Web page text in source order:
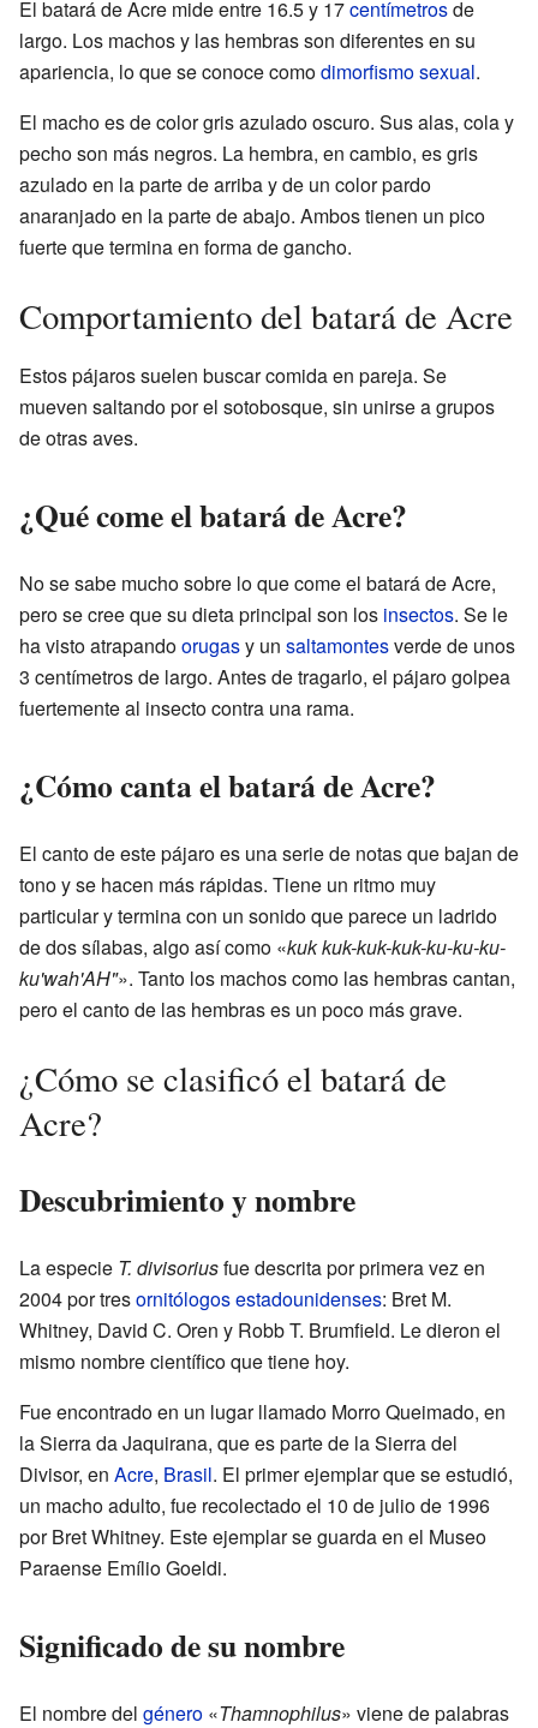
El batará de Acre mide entre 16.5 y 17centímetrosde
largo. Los machos y las hembras son diferentes en su
apariencia, lo que se conoce comodimorfismo sexual.
El macho es de color gris azulado oscuro. Sus alas, cola y
pecho son más negros. La hembra, en cambio, es gris
azulado en la parte de arriba y de un color pardo
anaranjado en la parte de abajo. Ambos tienen un pico
fuerte que termina en forma de gancho.
Comportamiento del batará de Acre
Estos pájaros suelen buscar comida en pareja. Se
mueven saltando por el sotobosque, sin unirse a grupos
de otras aves.
¿Qué come el batará de Acre?
No se sabe mucho sobre lo que come el batará de Acre,
pero se cree que su dieta principal son los insectos. Se le
ha visto atrapandoorugasy un saltamontesverde de unos
3 centímetros de largo. Antes de tragarlo, el pájaro golpea
fuertemente al insecto contra una rama.
¿Cómo canta el batará de Acre?
El canto de este pájaro es una serie de notas que bajan de
tono y se hacen más rápidas. Tiene un ritmo muy
particular y termina con un sonido que parece un ladrido
de dos sílabas, algo así como «kuk kuk-kuk-kuk-ku-ku-ku-
ku'wah'AH"». Tanto los machos como las hembras cantan,
pero el canto de las hembras es un poco más grave.
¿Cómo se clasificó el batará de
Acre?
Descubrimiento y nombre
La especie T. divisoriusfue descrita por primera vez en
2004 por tresornitólogosestadounidenses: Bret M.
Whitney, David C. Oren y Robb T. Brumfield. Le dieron el
mismo nombre científico que tiene hoy.
Fue encontrado en un lugar llamado Morro Queimado, en
la Sierra da Jaquirana, que es parte de la Sierra del
Divisor, en Acre, Brasil. El primer ejemplar que se estudió,
un macho adulto, fue recolectado el 10 de julio de 1996
por Bret Whitney. Este ejemplar se guarda en el Museo
Paraense Emílio Goeldi.
Significado de su nombre
El nombre del género «Thamnophilus» viene de palabras